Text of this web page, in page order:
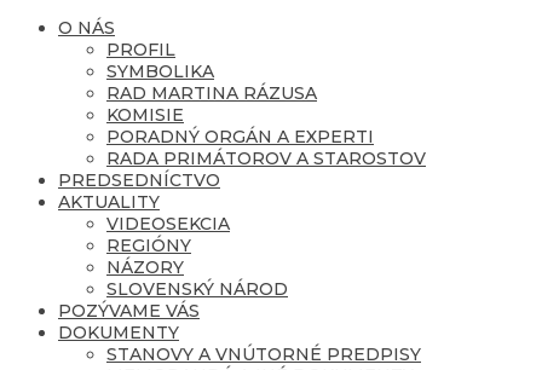
O NÁS
PROFIL
SYMBOLIKA
RAD MARTINA RÁZUSA
KOMISIE
PORADNÝ ORGÁN A EXPERTI
RADA PRIMÁTOROV A STAROSTOV
PREDSEDNÍCTVO
AKTUALITY
VIDEOSEKCIA
REGIÓNY
NÁZORY
SLOVENSKÝ NÁROD
POZÝVAME VÁS
DOKUMENTY
STANOVY A VNÚTORNÉ PREDPISY